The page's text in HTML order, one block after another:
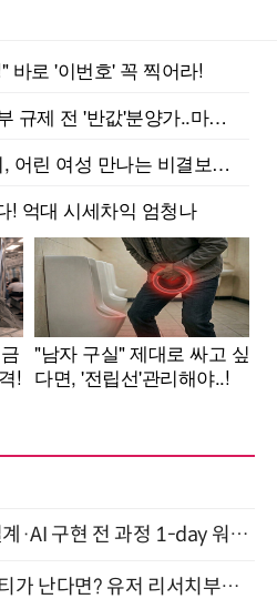
UX 기획·DESIGN.md 설계·AI 구현 전 과정 1-day 워크숍 with Claude Code·Codex 9월 15일 개최
그럴듯하지만 AI가 만든 티가 난다면? 유저 리서치부터 배포까지! (9/15)